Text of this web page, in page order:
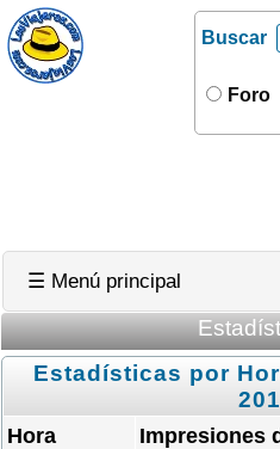
Buscar
Foro
☰ Menú principal
Estadísticas por
Hora
Impresiones